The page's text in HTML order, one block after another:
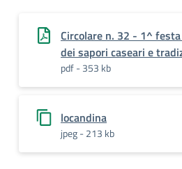
Circolare n. 32 - 1^
dei sapori caseari e
pdf - 353 kb
locandina
jpeg - 213 kb